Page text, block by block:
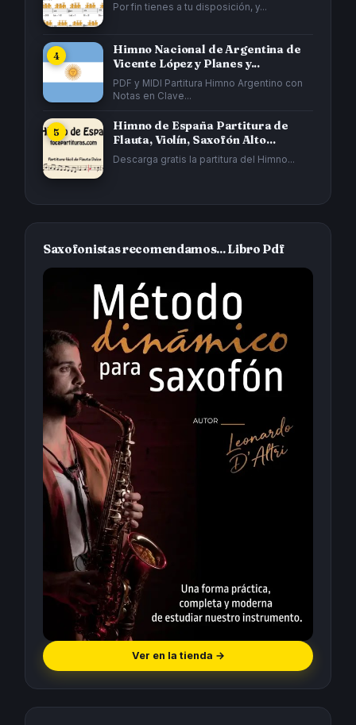
Por fin tienes a tu disposición, y...
Himno Nacional de Argentina de
Vicente López y Planes y...
PDF y MIDI Partitura Himno Argentino con
Notas en Clave...
Himno de España Partitura de
Flauta, Violín, Saxofón Alto...
Descarga gratis la partitura del Himno...
Saxofonistas recomendamos... Libro Pdf
Ver en la tienda →